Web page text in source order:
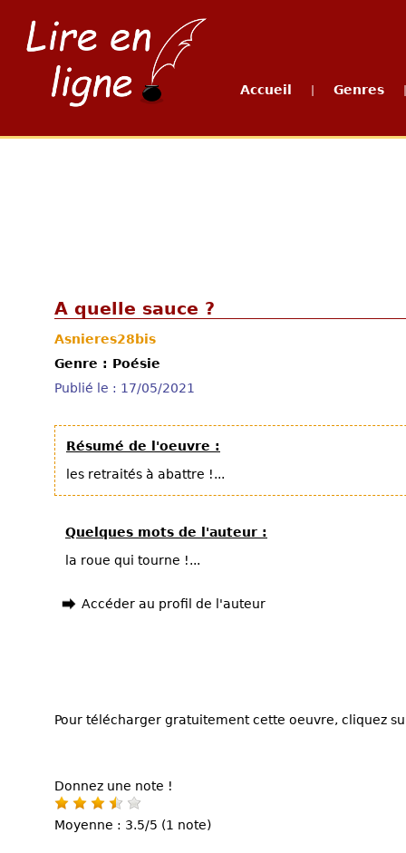
Accueil Genres
A quelle sauce ?
Asnieres28bis
Genre : Poésie
Publié le : 17/05/2021
Résumé de l'oeuvre :
les retraités à abattre !...
Quelques mots de l'auteur :
la roue qui tourne !...
Accéder au profil de l'auteur
Pour télécharger gratuitement cette oeuvre, cliquez
Donnez une note !
Moyenne : 3.5/5 (1 note)